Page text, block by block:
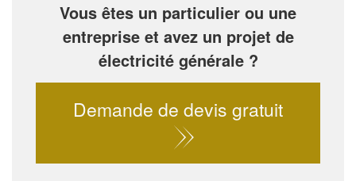
Vous êtes un particulier ou une
entreprise et avez un projet de
électricité générale ?
Demande de devis gratuit